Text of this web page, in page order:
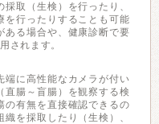
取（生検）を行ったり、
を行ったりすることも可能
ある場合や、健康診断で要
されます。
端に高性能なカメラが付い
腸～盲腸）を観察する検
の有無を直接確認できるの
を採取したり（生検）、